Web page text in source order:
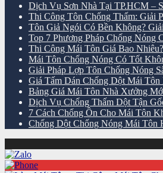
Dịch Vụ Sơn Nhà Tại TP.HCM –
Thi Công Tôn Chống Thấm: Giải
Tôn Giả Ngói Có Bền Không?
Top 7 Phương Pháp Chống Nóng
Thi Công Mái Tôn Giá Bao
Mái Tôn Chống Nóng Có Tốt
Giải Pháp Lợp Tôn Chống Nóng
Giá Tấm Dán Chống Dột Mái
Bảng Giá Mái Tôn Nhà Xưởng
Dịch Vụ Chống Thấm Dột Tận
7 Cách Chống Ồn Cho Mái Tôn
Chống Dột Chống Nóng Mái Tôn